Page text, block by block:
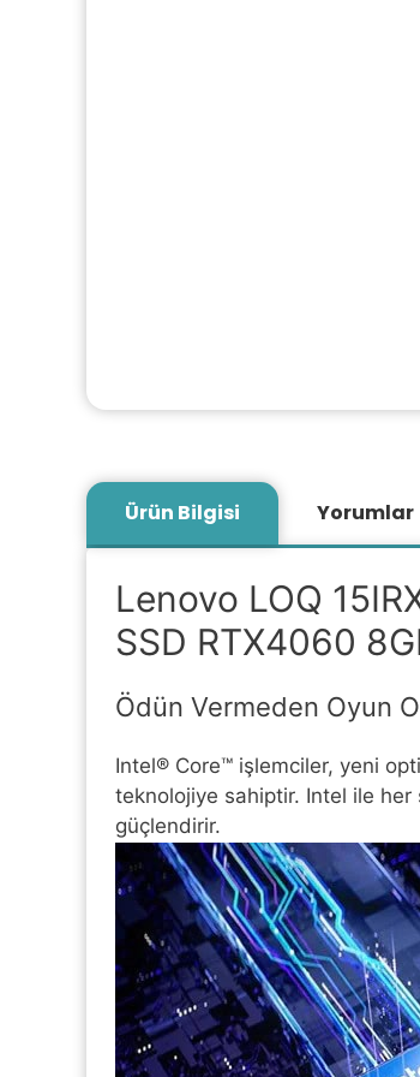
Ürün Bilgisi Yorumlar
Lenovo LOQ
SSD RTX4060
Ödün Vermeden Oyun
Intel® Core™ işlemciler, yeni
teknolojiye sahiptir. Intel ile
güçlendirir.